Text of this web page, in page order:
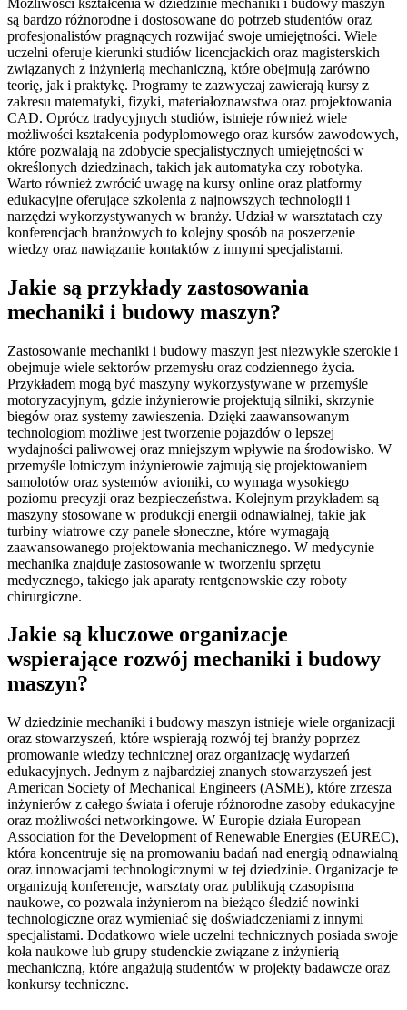
są bardzo różnorodne i dostosowane do potrzeb studentów oraz
profesjonalistów pragnących rozwijać swoje umiejętności. Wiele
uczelni oferuje kierunki studiów licencjackich oraz magisterskich
związanych z inżynierią mechaniczną, które obejmują zarówno
teorię, jak i praktykę. Programy te zazwyczaj zawierają kursy z
zakresu matematyki, fizyki, materiałoznawstwa oraz projektowania
CAD. Oprócz tradycyjnych studiów, istnieje również wiele
możliwości kształcenia podyplomowego oraz kursów zawodowych,
które pozwalają na zdobycie specjalistycznych umiejętności w
określonych dziedzinach, takich jak automatyka czy robotyka.
Warto również zwrócić uwagę na kursy online oraz platformy
edukacyjne oferujące szkolenia z najnowszych technologii i
narzędzi wykorzystywanych w branży. Udział w warsztatach czy
konferencjach branżowych to kolejny sposób na poszerzenie
wiedzy oraz nawiązanie kontaktów z innymi specjalistami.
Jakie są przykłady zastosowania
mechaniki i budowy maszyn?
Zastosowanie mechaniki i budowy maszyn jest niezwykle szerokie i
obejmuje wiele sektorów przemysłu oraz codziennego życia.
Przykładem mogą być maszyny wykorzystywane w przemyśle
motoryzacyjnym, gdzie inżynierowie projektują silniki, skrzynie
biegów oraz systemy zawieszenia. Dzięki zaawansowanym
technologiom możliwe jest tworzenie pojazdów o lepszej
wydajności paliwowej oraz mniejszym wpływie na środowisko. W
przemyśle lotniczym inżynierowie zajmują się projektowaniem
samolotów oraz systemów avioniki, co wymaga wysokiego
poziomu precyzji oraz bezpieczeństwa. Kolejnym przykładem są
maszyny stosowane w produkcji energii odnawialnej, takie jak
turbiny wiatrowe czy panele słoneczne, które wymagają
zaawansowanego projektowania mechanicznego. W medycynie
mechanika znajduje zastosowanie w tworzeniu sprzętu
medycznego, takiego jak aparaty rentgenowskie czy roboty
chirurgiczne.
Jakie są kluczowe organizacje
wspierające rozwój mechaniki i budowy
maszyn?
W dziedzinie mechaniki i budowy maszyn istnieje wiele organizacji
oraz stowarzyszeń, które wspierają rozwój tej branży poprzez
promowanie wiedzy technicznej oraz organizację wydarzeń
edukacyjnych. Jednym z najbardziej znanych stowarzyszeń jest
American Society of Mechanical Engineers (ASME), które zrzesza
inżynierów z całego świata i oferuje różnorodne zasoby edukacyjne
oraz możliwości networkingowe. W Europie działa European
Association for the Development of Renewable Energies (EUREC),
która koncentruje się na promowaniu badań nad energią odnawialną
oraz innowacjami technologicznymi w tej dziedzinie. Organizacje te
organizują konferencje, warsztaty oraz publikują czasopisma
naukowe, co pozwala inżynierom na bieżąco śledzić nowinki
technologiczne oraz wymieniać się doświadczeniami z innymi
specjalistami. Dodatkowo wiele uczelni technicznych posiada swoje
koła naukowe lub grupy studenckie związane z inżynierią
mechaniczną, które angażują studentów w projekty badawcze oraz
konkursy techniczne.